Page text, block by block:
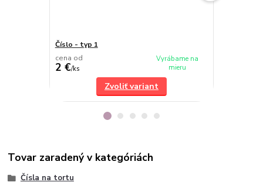
Číslo - typ 1
cena od
2 €/ks
Vyrábame na
mieru
Zvoliť variant
Tovar zaradený v kategóriách
Čísla na tortu